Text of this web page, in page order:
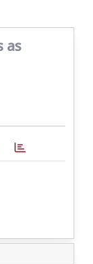
as